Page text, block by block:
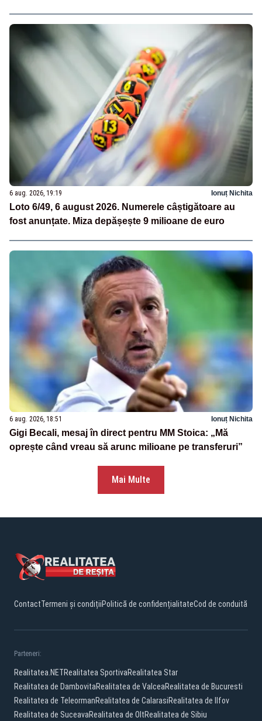
6 aug. 2026, 19:19 Ionuț Nichita
Loto 6/49, 6 august 2026. Numerele câștigătoare au
fost anunțate. Miza depășește 9 milioane de euro
6 aug. 2026, 18:51 Ionuț Nichita
Gigi Becali, mesaj în direct pentru MM Stoica: „Mă
oprește când vreau să arunc milioane pe transferuri”
Mai Multe
ContactTermeni și condițiiPolitică de confidențialitateCod de conduită
Parteneri:
Realitatea.NETRealitatea SportivaRealitatea Star
Realitatea de DambovitaRealitatea de ValceaRealitatea de Bucuresti
Realitatea de TeleormanRealitatea de CalarasiRealitatea de Ilfov
Realitatea de SuceavaRealitatea de OltRealitatea de Sibiu